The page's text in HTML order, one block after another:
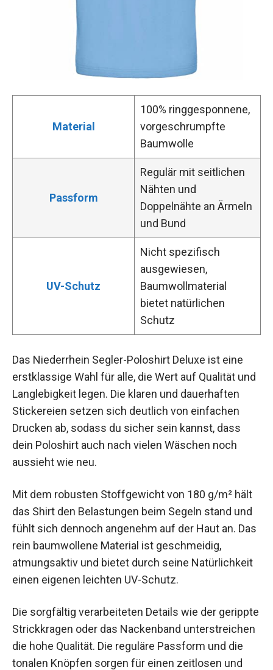
Material
100% ringgesponnene,
vorgeschrumpfte
Baumwolle
Passform
Regulär mit seitlichen
Nähten und
Doppelnähte an Ärmeln
und Bund
UV-Schutz
Nicht spezifisch
ausgewiesen,
Baumwollmaterial
bietet natürlichen
Schutz
Das Niederrhein Segler-Poloshirt Deluxe ist eine
erstklassige Wahl für alle, die Wert auf Qualität und
Langlebigkeit legen. Die klaren und dauerhaften
Stickereien setzen sich deutlich von einfachen
Drucken ab, sodass du sicher sein kannst, dass
dein Poloshirt auch nach vielen Wäschen noch
aussieht wie neu.
Mit dem robusten Stoffgewicht von 180 g/m² hält
das Shirt den Belastungen beim Segeln stand und
fühlt sich dennoch angenehm auf der Haut an. Das
rein baumwollene Material ist geschmeidig,
atmungsaktiv und bietet durch seine Natürlichkeit
einen eigenen leichten UV-Schutz.
Die sorgfältig verarbeiteten Details wie der gerippte
Strickkragen oder das Nackenband unterstreichen
die hohe Qualität. Die reguläre Passform und die
tonalen Knöpfen sorgen für einen zeitlosen und